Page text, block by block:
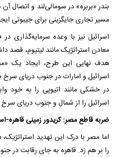
بندر «بربره» در سومالی‌لند و اتصال
مسیر تجاری جایگزینی برای جیبوتی
اسرائیل نیز با وعده سرمایه‌گذاری
معادن استراتژیک مانند لیتیوم، قصد
هدف نهایی این طرح، ایجاد یک
اسرائیل و امارات در جنوب دریای
در خشکی مانند اتیوپی را به خود
اسرائیل را از شمال و جنوب دریای
ضربه قاطع مصر: کریدور زمینی قاهره-
اما مصر با درک این تهدید
را بر هم زد. قاهره به جای رقابت در